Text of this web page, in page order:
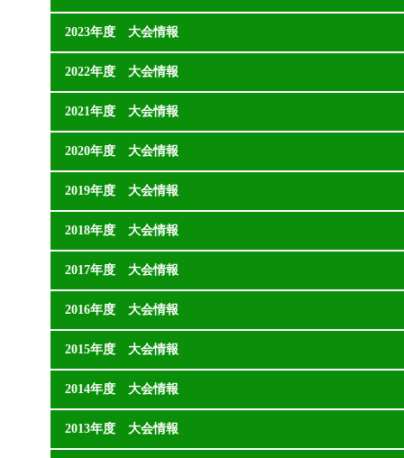
2023年度 大会情報
2022年度 大会情報
2021年度 大会情報
2020年度 大会情報
2019年度 大会情報
2018年度 大会情報
2017年度 大会情報
2016年度 大会情報
2015年度 大会情報
2014年度 大会情報
2013年度 大会情報